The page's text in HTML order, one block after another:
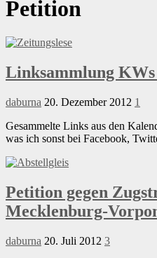
Petition
Linksammlung KWs
daburna 20. Dezember 2012 1
Gesammelte Links aus den
was ich sonst bei Facebook,
Petition gegen
Mecklenburg-
daburna 20. Juli 2012 3